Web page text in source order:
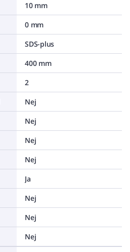
10 mm
0 mm
SDS-plus
400 mm
2
Nej
Nej
Nej
Nej
Ja
Nej
Nej
Nej